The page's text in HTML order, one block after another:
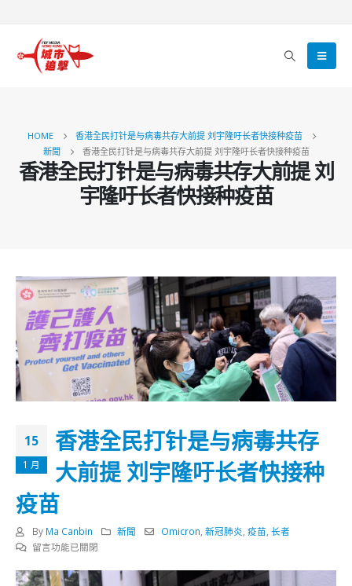
HOME
香港全民打针是与病毒共存大前提 刘宇隆吁长者快接种疫苗
新聞
香港全民打针是与病毒共存大前提 刘宇隆吁长者快接种疫苗
香港全民打针是与病毒共存大前提 刘
宇隆吁长者快接种疫苗
15
1 月
香港全民打针是与病毒共存
大前提 刘宇隆吁长者快接种
疫苗
By Ma Canbin 新聞 Omicron,新冠肺炎,疫苗,长者
在
港
留言功能已關閉